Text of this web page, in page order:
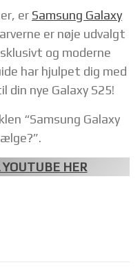
er Samsung Galaxy
er nøje udvalgt
og moderne
har hjulpet dig med
nye Galaxy S25!
“Samsung Galaxy
HER